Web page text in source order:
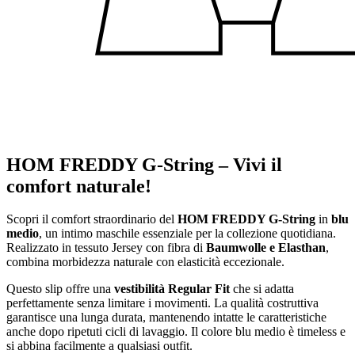
HOM FREDDY G-String – Vivi il
comfort naturale!
Scopri il comfort straordinario del HOM FREDDY G-String in blu
medio, un intimo maschile essenziale per la collezione quotidiana.
Realizzato in tessuto Jersey con fibra di Baumwolle e Elasthan,
combina morbidezza naturale con elasticità eccezionale.
Questo slip offre una vestibilità Regular Fitche si adatta
perfettamente senza limitare i movimenti. La qualità costruttiva
garantisce una lunga durata, mantenendo intatte le caratteristiche
anche dopo ripetuti cicli di lavaggio. Il colore blu medio è timeless e
si abbina facilmente a qualsiasi outfit.